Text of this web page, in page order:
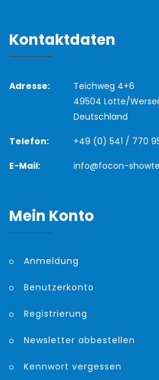
Kontaktdaten
Adresse:
Teichweg 4+6
49504 Lotte/
Deutschland
Telefon:
+49 (0) 541 / 770
E-Mail:
info@focon-
Mein Konto
Anmeldung
Benutzerkonto
Registrierung
Newsletter abbestellen
Kennwort vergessen